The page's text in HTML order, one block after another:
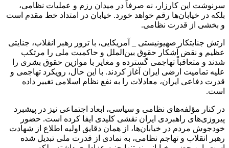
سرنوشت این کارزار، نه صرفاً در میدان رزم و عملیات نظامی،
بلکه در خیابان‌ها رقم خواهد خورد. خیابان در امتداد خط مقدم است
و بخشی از قدرت نظامی.
ارتش جنایتکار صهیونیستی _ آمریکایی، با ترور رهبر انقلاب، جنایتی
عظیم و نقض آشکار حقوق بین‌الملل و حاکمیت ملی را مرتکب
شدند و متعاقباً تهاجمی گسترده و مغایر با موازین حقوق بشری را
علیه تمامیت ارضی ایران آغاز کردند. با این حال، رویکرد تهاجمی و
قدرت دفاعی ایران، معادلات را به نفع نظام اسلامی تغییر داده
است.
در کنار مؤلفه‌های نظامی و سیاسی، ابعاد اجتماعی نیز در پیشبرد
پیروزی‌های راهبردی ایران نقشی کلیدی ایفا کرده است. حضور
خودجوش مردم در خیابان‌ها، از همان دقایق اولیه اطلاع از شهادت
رهبر انقلاب و تهاجم نظامی، به نمادی از قدرت ملی تبدیل شده